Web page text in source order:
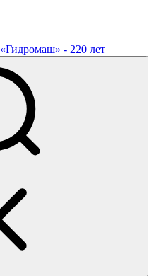
«Гидромаш» - 220 лет